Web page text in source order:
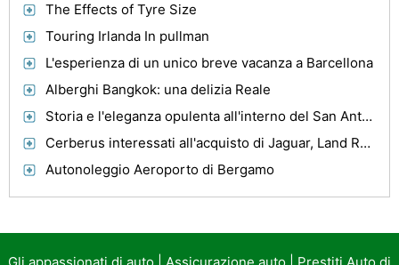
The Effects of Tyre Size
Touring Irlanda In pullman
L'esperienza di un unico breve vacanza a Barcellona
Alberghi Bangkok: una delizia Reale
Storia e l'eleganza opulenta all'interno del San Anthony Hotel
Cerberus interessati all'acquisto di Jaguar, Land Rover
Autonoleggio Aeroporto di Bergamo